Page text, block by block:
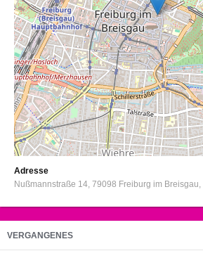
Adresse
Nußmannstraße 14 79098 Freiburg im Breisgau
VERGANGENES